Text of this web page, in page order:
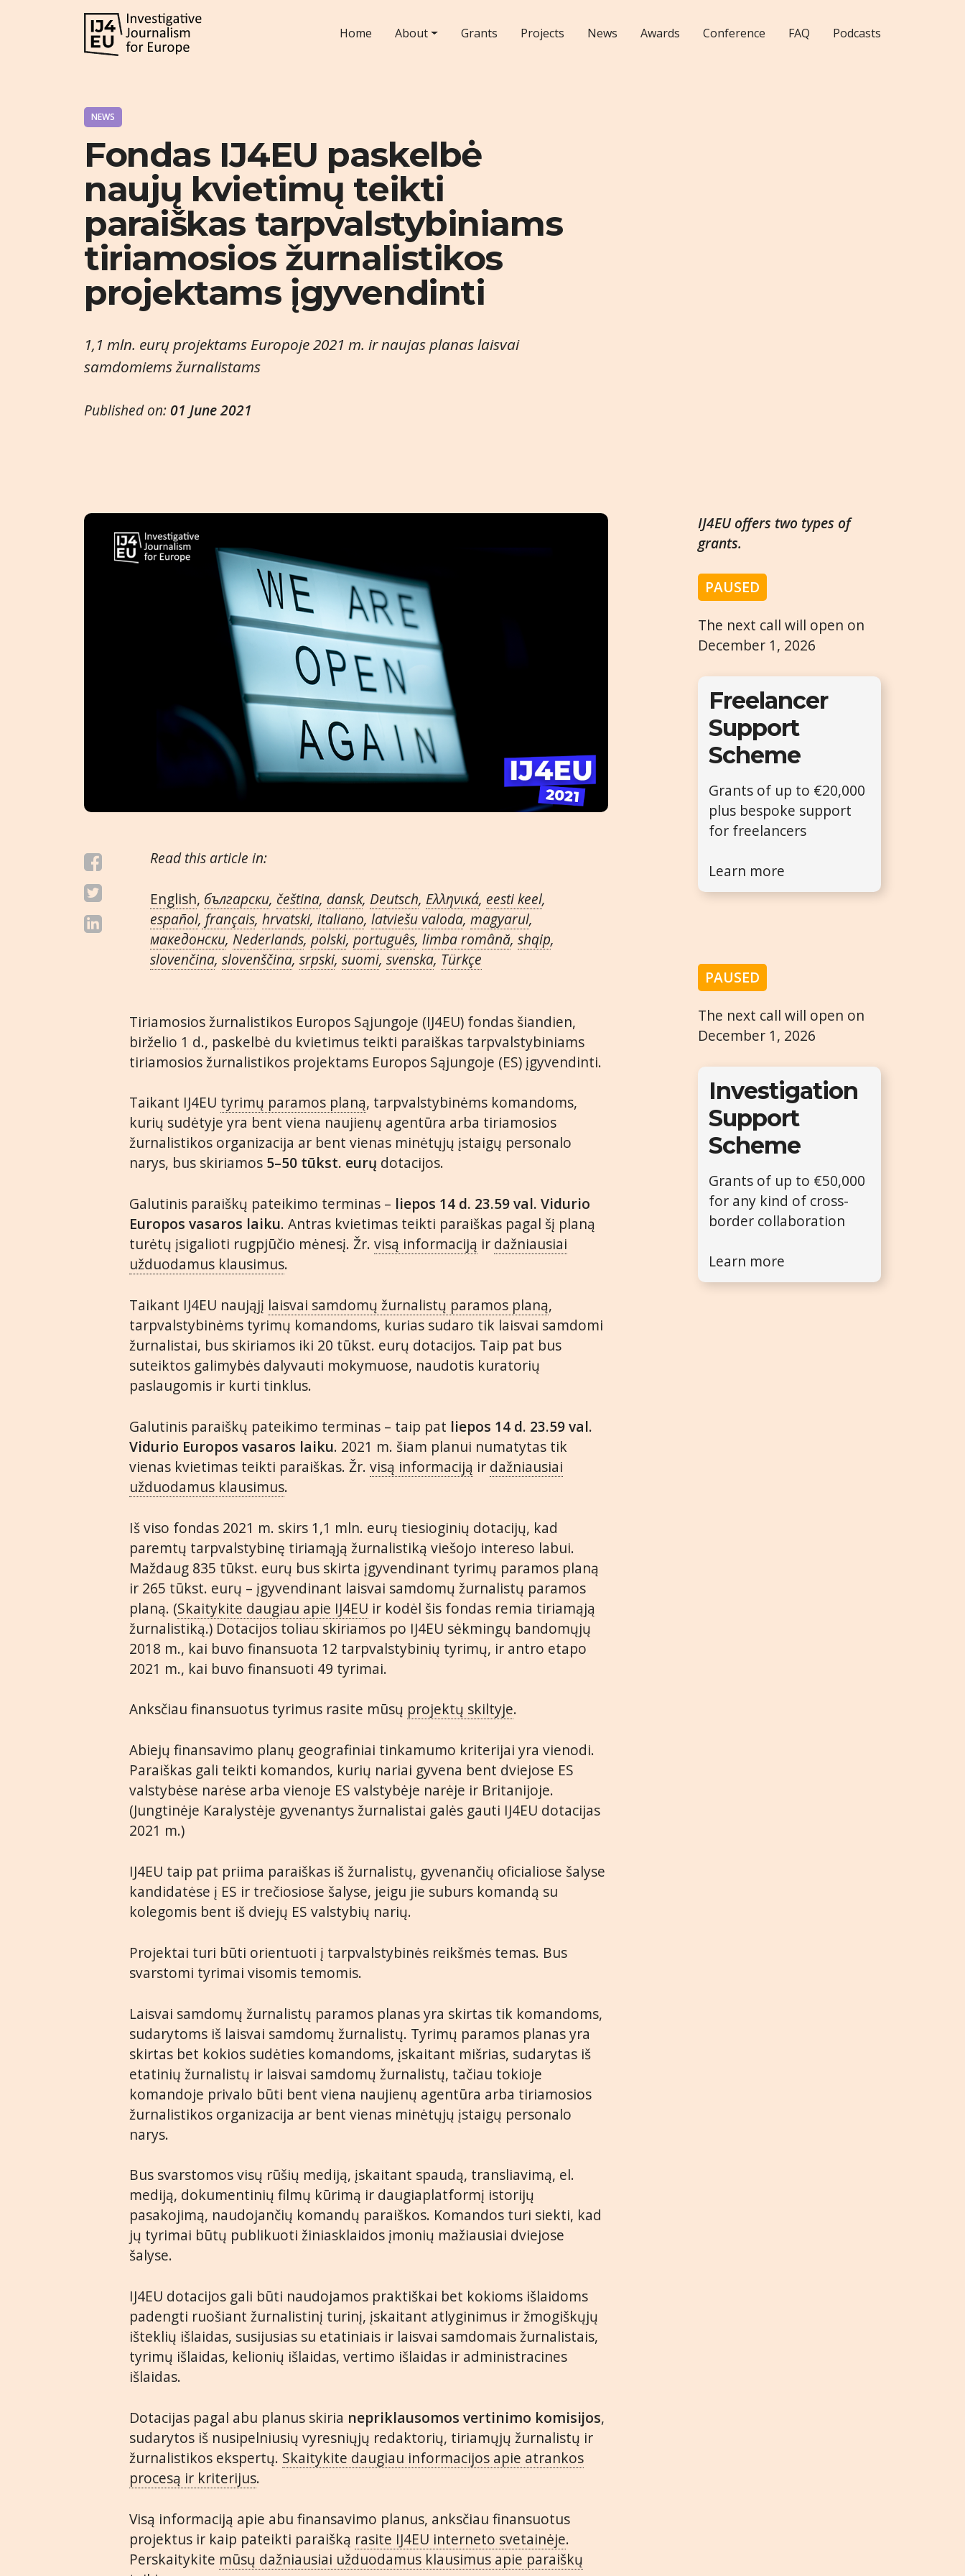
Home About Grants Projects News Awards Conference FAQ Podcasts
NEWS
Fondas IJ4EU paskelbė
naujų kvietimų teikti
paraiškas tarpvalstybiniams
tiriamosios žurnalistikos
projektams įgyvendinti
1,1 mln. eurų projektams Europoje 2021 m. ir naujas planas laisvai
samdomiems žurnalistams
Published on: 01 June 2021
Read this article in:
English, български, čeština, dansk, Deutsch, Ελληνικά, eesti keel,
español, français,hrvatski,italiano,latviešu valoda,magyarul,
македонски,Nederlands,polski,português,limba română,shqip,
slovenčina,slovenščina,srpski,suomi,svenska, Türkçe
Tiriamosios žurnalistikos Europos Sąjungoje (IJ4EU) fondas šiandien,
birželio 1 d., paskelbė du kvietimus teikti paraiškas tarpvalstybiniams
tiriamosios žurnalistikos projektams Europos Sąjungoje (ES) įgyvendinti.
Taikant IJ4EU tyrimų paramos planą, tarpvalstybinėms komandoms,
kurių sudėtyje yra bent viena naujienų agentūra arba tiriamosios
žurnalistikos organizacija ar bent vienas minėtųjų įstaigų personalo
narys, bus skiriamos 5–50 tūkst. eurų dotacijos.
Galutinis paraiškų pateikimo terminas – liepos 14 d. 23.59 val. Vidurio
Europos vasaros laiku. Antras kvietimas teikti paraiškas pagal šį planą
turėtų įsigalioti rugpjūčio mėnesį. Žr.visą informaciją ir dažniausiai
užduodamus klausimus.
Taikant IJ4EU naująjį laisvai samdomų žurnalistų paramos planą,
tarpvalstybinėms tyrimų komandoms, kurias sudaro tik laisvai samdomi
žurnalistai, bus skiriamos iki 20 tūkst. eurų dotacijos. Taip pat bus
suteiktos galimybės dalyvauti mokymuose, naudotis kuratorių
paslaugomis ir kurti tinklus.
Galutinis paraiškų pateikimo terminas – taip pat liepos 14 d. 23.59 val.
Vidurio Europos vasaros laiku. 2021 m. šiam planui numatytas tik
vienas kvietimas teikti paraiškas. Žr.visą informaciją ir dažniausiai
užduodamus klausimus.
Iš viso fondas 2021 m. skirs 1,1 mln. eurų tiesioginių dotacijų, kad
paremtų tarpvalstybinę tiriamąją žurnalistiką viešojo intereso labui.
Maždaug 835 tūkst. eurų bus skirta įgyvendinant tyrimų paramos planą
ir 265 tūkst. eurų – įgyvendinant laisvai samdomų žurnalistų paramos
planą. (Skaitykite daugiau apie IJ4EU ir kodėl šis fondas remia tiriamąją
žurnalistiką.) Dotacijos toliau skiriamos po IJ4EU sėkmingų bandomųjų
2018 m., kai buvo finansuota 12 tarpvalstybinių tyrimų, ir antro etapo
2021 m., kai buvo finansuoti 49 tyrimai.
Anksčiau finansuotus tyrimus rasite mūsų projektų skiltyje.
Abiejų finansavimo planų geografiniai tinkamumo kriterijai yra vienodi.
Paraiškas gali teikti komandos, kurių nariai gyvena bent dviejose ES
valstybėse narėse arba vienoje ES valstybėje narėje ir Britanijoje.
(Jungtinėje Karalystėje gyvenantys žurnalistai galės gauti IJ4EU dotacijas
2021 m.)
IJ4EU taip pat priima paraiškas iš žurnalistų, gyvenančių oficialiose šalyse
kandidatėse į ES ir trečiosiose šalyse, jeigu jie suburs komandą su
kolegomis bent iš dviejų ES valstybių narių.
Projektai turi būti orientuoti į tarpvalstybinės reikšmės temas. Bus
svarstomi tyrimai visomis temomis.
Laisvai samdomų žurnalistų paramos planas yra skirtas tik komandoms,
sudarytoms iš laisvai samdomų žurnalistų. Tyrimų paramos planas yra
skirtas bet kokios sudėties komandoms, įskaitant mišrias, sudarytas iš
etatinių žurnalistų ir laisvai samdomų žurnalistų, tačiau tokioje
komandoje privalo būti bent viena naujienų agentūra arba tiriamosios
žurnalistikos organizacija ar bent vienas minėtųjų įstaigų personalo
narys.
Bus svarstomos visų rūšių mediją, įskaitant spaudą, transliavimą, el.
mediją, dokumentinių filmų kūrimą ir daugiaplatformį istorijų
pasakojimą, naudojančių komandų paraiškos. Komandos turi siekti, kad
jų tyrimai būtų publikuoti žiniasklaidos įmonių mažiausiai dviejose
šalyse.
IJ4EU dotacijos gali būti naudojamos praktiškai bet kokioms išlaidoms
padengti ruošiant žurnalistinį turinį, įskaitant atlyginimus ir žmogiškųjų
išteklių išlaidas, susijusias su etatiniais ir laisvai samdomais žurnalistais,
tyrimų išlaidas, kelionių išlaidas, vertimo išlaidas ir administracines
išlaidas.
Dotacijas pagal abu planus skiria nepriklausomos vertinimo komisijos,
sudarytos iš nusipelniusių vyresniųjų redaktorių, tiriamųjų žurnalistų ir
žurnalistikos ekspertų. Skaitykite daugiau informacijos apie atrankos
procesą ir kriterijus.
Visą informaciją apie abu finansavimo planus, anksčiau finansuotus
projektus ir kaip pateikti paraišką rasite IJ4EU interneto svetainėje.
Perskaitykite mūsų dažniausiai užduodamus klausimus apie paraiškų
IJ4EU offers two types of
grants.
PAUSED
The next call will open on
December 1, 2026
Freelancer
Support
Scheme
Grants of up to €20,000
plus bespoke support
for freelancers
Learn more
PAUSED
The next call will open on
December 1, 2026
Investigation
Support
Scheme
Grants of up to €50,000
for any kind of cross-
border collaboration
Learn more